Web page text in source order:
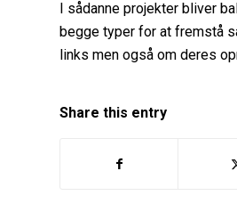
I sådanne projekter bliver
begge typer for at fremstå
links men også om deres
Share this entry